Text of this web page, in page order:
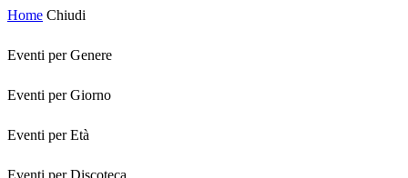
Home Chiudi
Eventi per Genere
Eventi per Giorno
Eventi per Età
Eventi per Discoteca